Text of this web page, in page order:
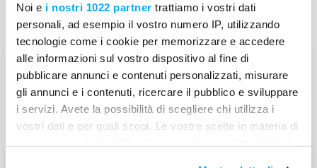
Noi e i nostri 1022 partner trattiamo i vostri dati
personali, ad esempio il vostro numero IP, utilizzando
tecnologie come i cookie per memorizzare e accedere
alle informazioni sul vostro dispositivo al fine di
pubblicare annunci e contenuti personalizzati, misurare
gli annunci e i contenuti, ricercare il pubblico e sviluppare
i servizi. Avete la possibilità di scegliere chi utilizza i
vostri dati e per quali scopi. Le vostre scelte in materia di
Can't find answers to your
question?
Contact us